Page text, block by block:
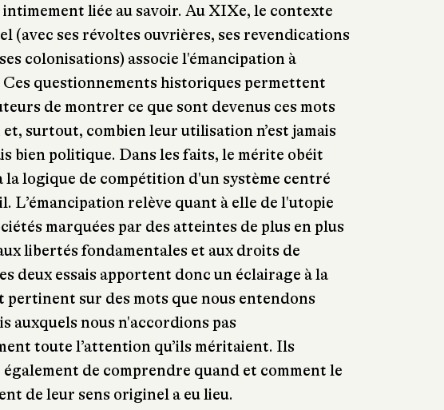
liée au savoir. Au XIXe, le contexte
(avec ses révoltes ouvrières, ses revendications
colonisations) associe l'émancipation à
Ces questionnements historiques permettent
de montrer ce que sont devenus ces mots
surtout, combien leur utilisation n’est jamais
bien politique. Dans les faits, le mérite obéit
la logique de compétition d'un système centré
L’émancipation relève quant à elle de l'utopie
marquées par des atteintes de plus en plus
libertés fondamentales et aux droits de
deux essais apportent donc un éclairage à la
pertinent sur des mots que nous entendons
auxquels nous n'accordions pas
toute l’attention qu’ils méritaient. Ils
de comprendre quand et comment le
de leur sens originel a eu lieu.